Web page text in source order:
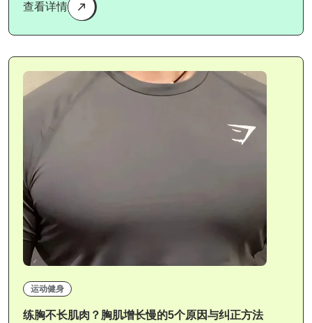
查看详情
运动健身
练胸不长肌肉？胸肌增长慢的5个原因与纠正方法